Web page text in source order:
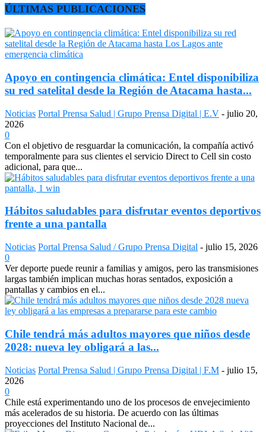
ÚLTIMAS PUBLICACIONES
Apoyo en contingencia climática: Entel disponibiliza
su red satelital desde la Región de Atacama hasta...
Noticias Portal Prensa Salud | Grupo Prensa Digital | E.V - julio 20,
2026
0
Con el objetivo de resguardar la comunicación, la compañía activó
temporalmente para sus clientes el servicio Direct to Cell sin costo
adicional, para que...
Hábitos saludables para disfrutar eventos deportivos
frente a una pantalla
Noticias Portal Prensa Salud / Grupo Prensa Digital - julio 15, 2026
0
Ver deporte puede reunir a familias y amigos, pero las transmisiones
largas también implican muchas horas sentados, exposición a
pantallas y cambios en el...
Chile tendrá más adultos mayores que niños desde
2028: nueva ley obligará a las...
Noticias Portal Prensa Salud | Grupo Prensa Digital | F.M - julio 15,
2026
0
Chile está experimentando uno de los procesos de envejecimiento
más acelerados de su historia. De acuerdo con las últimas
proyecciones del Instituto Nacional de...